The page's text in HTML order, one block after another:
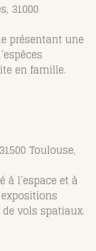
31000
présentant une
en famille.
Toulouse,
à l’espace et à
vols spatiaux.